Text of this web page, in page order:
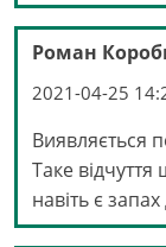
Роман
2021-04-25
Виявляється
Таке
навіть є